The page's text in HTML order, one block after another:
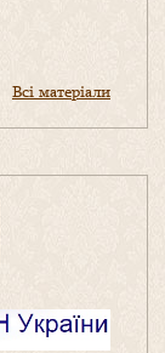
Всі матеріали